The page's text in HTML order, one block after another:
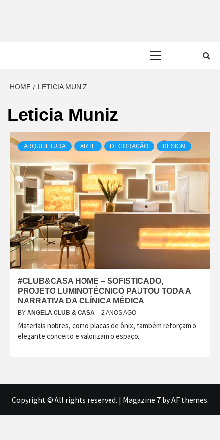
HOME LETICIA MUNIZ
Leticia Muniz
ARQUITETURA ARTE DECORAÇÃO DESIGN
#CLUB&CASA HOME – SOFISTICADO,
PROJETO LUMINOTÉCNICO PAUTOU TODA A
NARRATIVA DA CLÍNICA MÉDICA
BY ANGELA CLUB & CASA 2 ANOS AGO
Materiais nobres, como placas de ônix, também reforçam o
elegante conceito e valorizam o espaço.
Copyright © All rights reserved. | Magazine 7by AF themes.